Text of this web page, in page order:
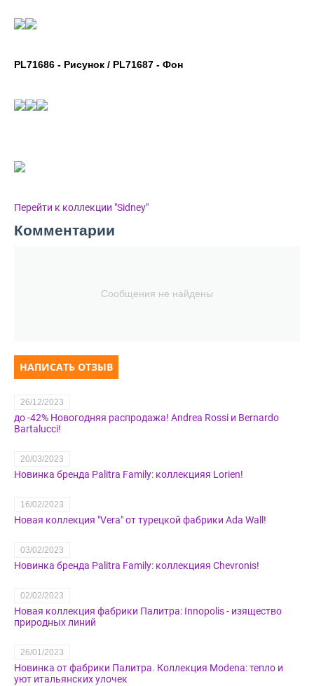
PL71686 - Рисунок / PL71687 - Фон
Перейти к коллекции "Sidney"
Комментарии
Сообщения не найдены
НАПИСАТЬ ОТЗЫВ
26/12/2023
до -42% Новогодняя распродажа! Andrea Rossi и Bernardo
Bartalucci!
20/03/2023
Новинка бренда Palitra Family: коллекцияя Lorien!
16/02/2023
Новая коллекция "Vera" от турецкой фабрики Ada Wall!
03/02/2023
Новинка бренда Palitra Family: коллекцияя Chevronis!
02/02/2023
Новая коллекция фабрики Палитра: Innopolis - изящество
природных линий
26/01/2023
Новинка от фабрики Палитра. Коллекция Modena: тепло и
уют итальянских улочек